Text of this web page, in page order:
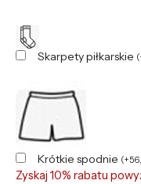
Skarpety piłkarskie (
Krótkie spodnie (+
Zyskaj 10% rabatu